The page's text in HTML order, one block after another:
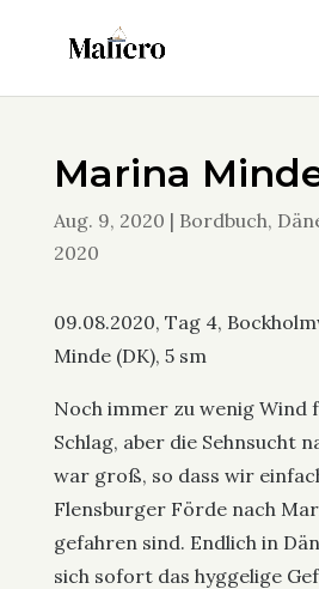
Marina
Aug. 9, 2020 | Bordbuch,
2020
09.08.2020, Tag 4,
Minde (DK), 5 sm
Noch immer zu wenig Wind
Schlag, aber die Sehnsucht
war groß, so dass wir
Flensburger Förde nach
gefahren sind. Endlich in
sich sofort das hyggelige